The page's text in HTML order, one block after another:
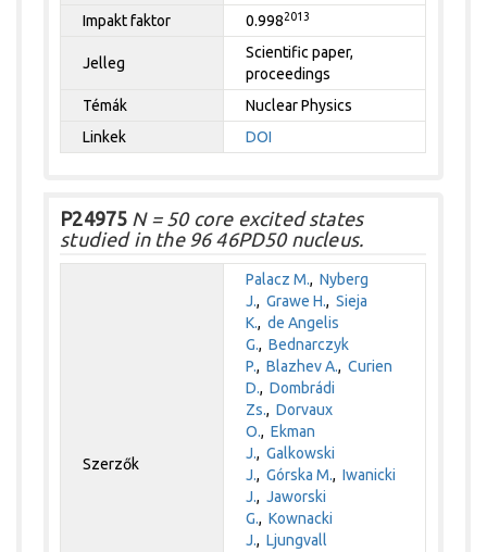
Impakt faktor
0.9982013
Jelleg
Scientific paper,
proceedings
Témák
Nuclear Physics
Linkek
DOI
P24975 N = 50 core excited states
studied in the 96 46PD50 nucleus.
Szerzők
Palacz M.,Nyberg
J.,Grawe H.,Sieja
K.,de Angelis
G.,Bednarczyk
P.,Blazhev A.,Curien
D.,Dombrádi
Zs.,Dorvaux
O.,Ekman
J.,Galkowski
J.,Górska M.,Iwanicki
J.,Jaworski
G.,Kownacki
J.,Ljungvall